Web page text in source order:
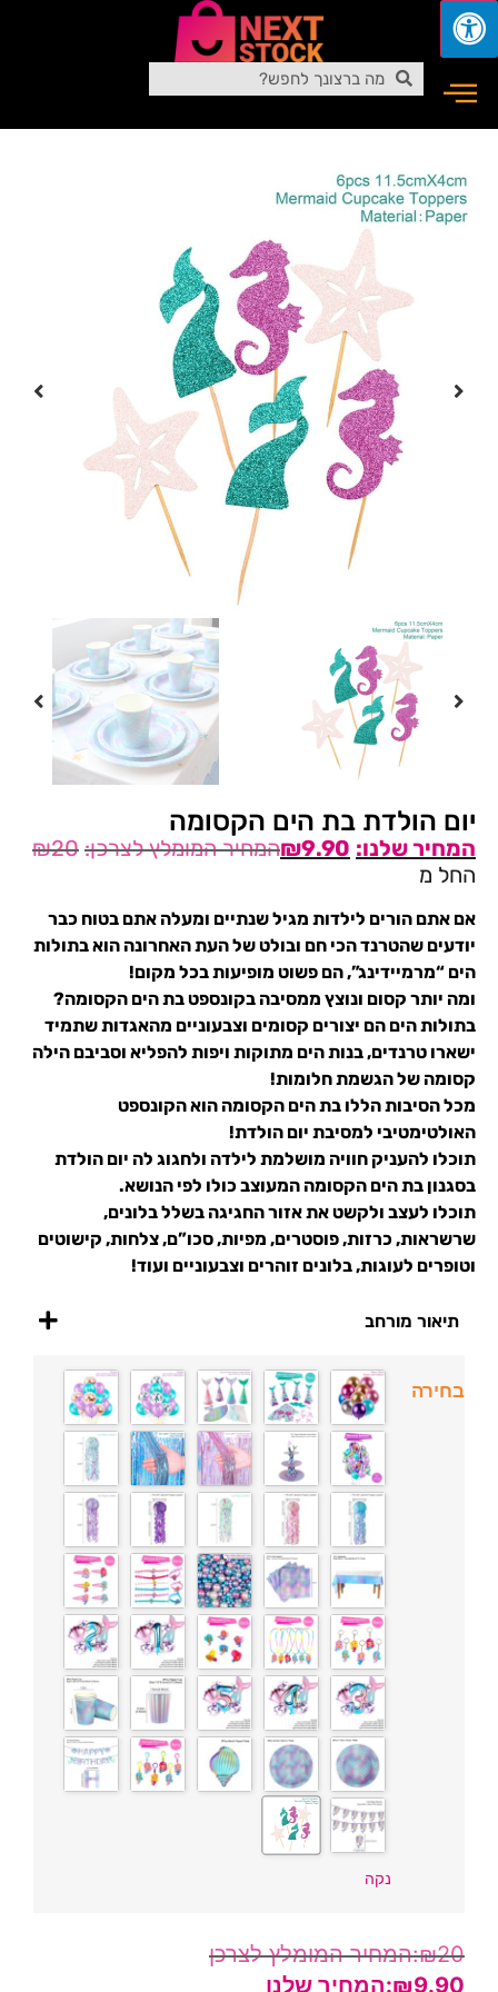
יום הולדת בת הים הקסומה
₪20 ₪9.90
החל מ
אם אתם הורים לילדות מגיל שנתיים ומעלה אתם בטוח כבר
יודעים שהטרנד הכי חם ובולט של העת האחרונה הוא בתולות
הים “מרמיידינג”, הם פשוט מופיעות בכל מקום!
ומה יותר קסום ונוצץ ממסיבה בקונספט בת הים הקסומה?
בתולות הים הם יצורים קסומים וצבעוניים מהאגדות שתמיד
ישארו טרנדים, בנות הים מתוקות ויפות להפליא וסביבם הילה
קסומה של הגשמת חלומות!
מכל הסיבות הללו בת הים הקסומה הוא הקונספט
האולטימטיבי למסיבת יום הולדת!
תוכלו להעניק חוויה מושלמת לילדה ולחגוג לה יום הולדת
בסגנון בת הים הקסומה המעוצב כולו לפי הנושא.
תוכלו לעצב ולקשט את אזור החגיגה בשלל בלונים,
שרשראות, כרזות, פוסטרים, מפיות, סכו”ם, צלחות, קישוטים
וטופרים לעוגות, בלונים זוהרים וצבעוניים ועוד!
תיאור מורחב
בחירה
נקה
₪20
₪9.90